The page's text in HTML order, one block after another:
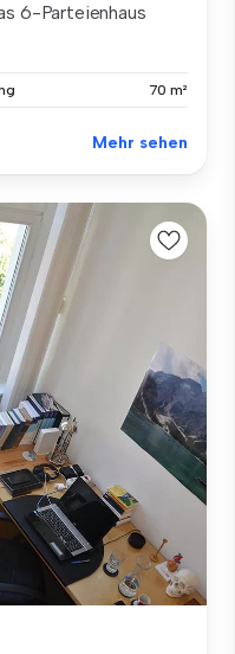
6-Parteienhaus
70 m²
Mehr sehen